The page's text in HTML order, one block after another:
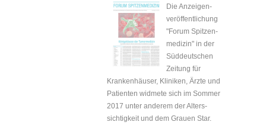
Die Anzeigen-
veröffentlichung
"Forum Spitzen-
medizin" in der
Süddeutschen
Zeitung für
Krankenhäuser, Kliniken, Ärzte und
Patienten widmete sich im Sommer
2017 unter anderem der Alters-
sichtigkeit und dem Grauen Star.